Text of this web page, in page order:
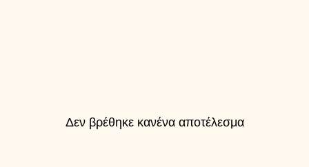
Δεν βρέθηκε κανένα αποτέλεσμα